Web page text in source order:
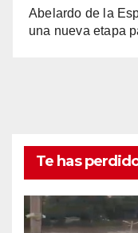
Abelardo de la
una nueva etapa
Te has